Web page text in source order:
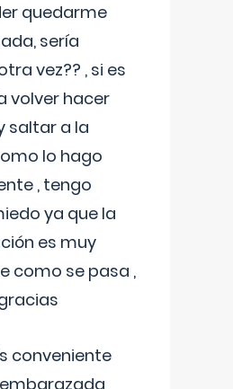
quedarme
sería
vez?? , si es
volver hacer
saltar a la
lo hago
, tengo
ya que la
es muy
como se pasa ,
conveniente